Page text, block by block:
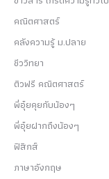
คณิตศาสตร์
คลังความรู้ ม.ปลาย
ชีววิทยา
ติวฟรี คณิตศาสตร์
พี่อุ๋ยคุยกับน้องๆ
พี่อุ๋ยฝากถึงน้องๆ
ฟิสิกส์
ภาษาอังกฤษ